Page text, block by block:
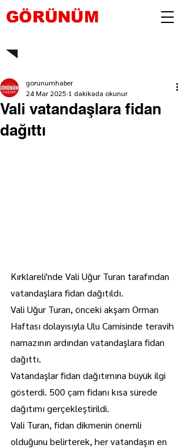
GÖRÜNÜM
Vali vatandaşlara fidan
dağıttı
gorunumhaber
24 Mar 2025 1 dakikada okunur
Kırklareli'nde Vali Uğur Turan tarafından
vatandaşlara fidan dağıtıldı.
Vali Uğur Turan, önceki akşam Orman
Haftası dolayısıyla Ulu Camisinde teravih
namazının ardından vatandaşlara fidan
dağıttı.
Vatandaşlar fidan dağıtımına büyük ilgi
gösterdi. 500 çam fidanı kısa sürede
dağıtımı gerçekleştirildi.
Vali Turan, fidan dikmenin önemli
olduğunu belirterek, her vatandaşın en